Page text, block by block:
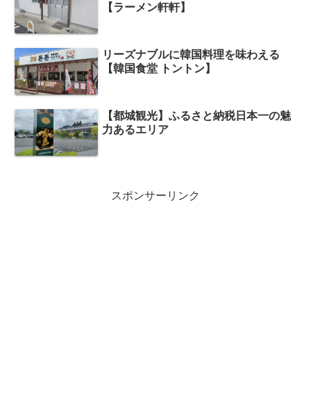
【ラーメン軒軒】
リーズナブルに韓国料理を味わえる
【韓国食堂 トントン】
【都城観光】ふるさと納税日本一の魅
力あるエリア
スポンサーリンク